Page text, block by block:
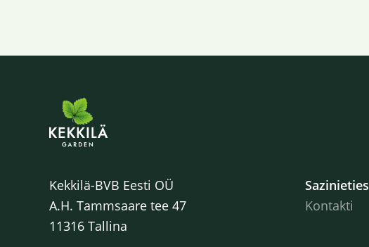
Kekkilä-BVB Eesti OÜ
A.H. Tammsaare tee 47
11316 Tallina
Sazinieties
Kontakti